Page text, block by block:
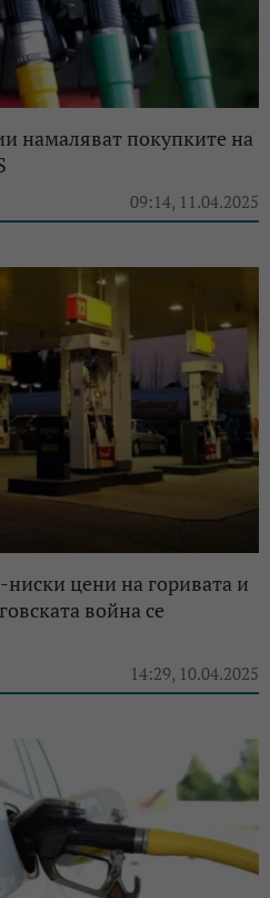
намаляват покупките на
09:14, 11.04.2025
цени на горивата и
война се
14:29, 10.04.2025